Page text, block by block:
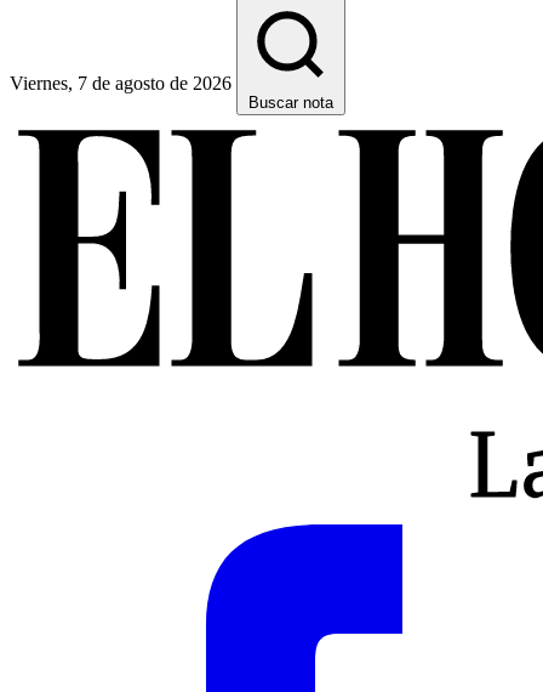
Viernes, 7 de agosto de 2026
Buscar nota